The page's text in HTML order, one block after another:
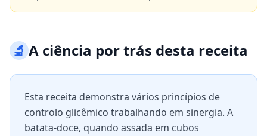
🔬A ciência por trás desta receita
Esta receita demonstra vários princípios de
controlo glicêmico trabalhando em sinergia. A
batata-doce, quando assada em cubos